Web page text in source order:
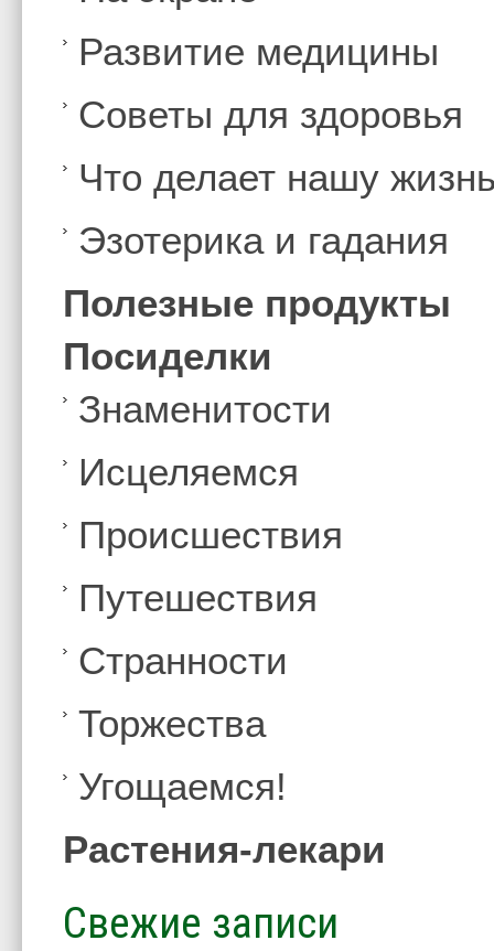
Развитие медицины
Советы для здоровья
Что делает нашу
Эзотерика и гадания
Полезные продукты
Посиделки
Знаменитости
Иcцеляемся
Происшествия
Путешествия
Странности
Торжества
Угощаемся!
Растения-лекари
Свежие записи